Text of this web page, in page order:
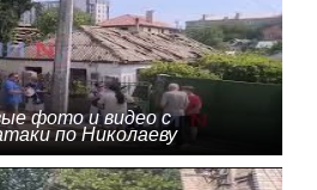
фото и видео с
по Николаеву